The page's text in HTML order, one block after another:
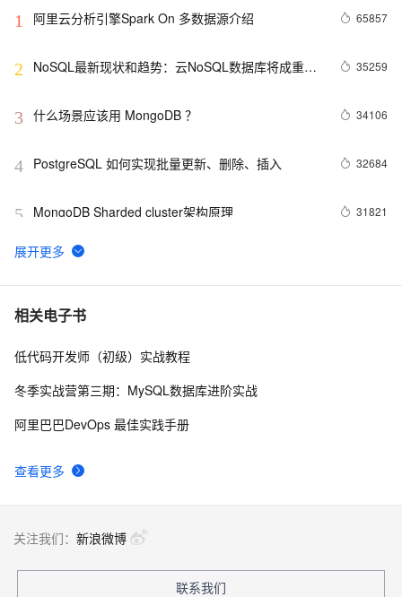
1 阿里云分析引擎Spark On 多数据源介绍 65857
2
NoSQL最新现状和趋势：云NoSQL数据库将成重要
35259
3 什么场景应该用 MongoDB ？ 34106
4 PostgreSQL 如何实现批量更新、删除、插入 32684
5 MongoDB Sharded cluster架构原理 31821
6 Redis Stream——作为消息队列的典型应用场景
7 PostgreSQL upsert功能(insert on conflict do)的用法
8 Linux 性能诊断 perf使用指南
相关电子书
查看更多
低代码开发师（初级）实战教程
冬季实战营第三期：MySQL数据库进阶实战
阿里巴巴DevOps 最佳实践手册
关注我们： 新浪微博
联系我们